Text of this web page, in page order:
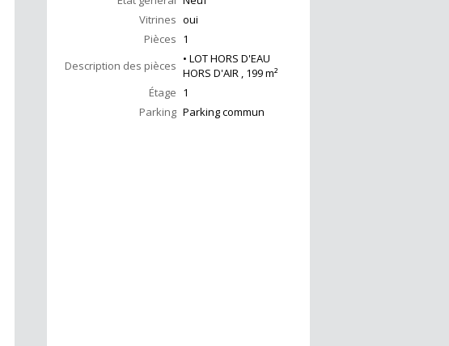
Vitrines oui
Pièces 1
Description des pièces • LOT HORS D'EAU
HORS D'AIR , 199 m²
Étage 1
Parking Parking commun